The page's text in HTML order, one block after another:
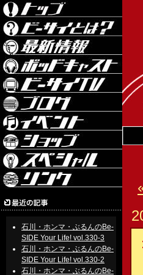
石川・ホンマ・ぶるんのBe-
SIDE Your Life! vol.330-3
石川・ホンマ・ぶるんのBe-
SIDE Your Life! vol.330-2
石川・ホンマ・ぶるんのBe-